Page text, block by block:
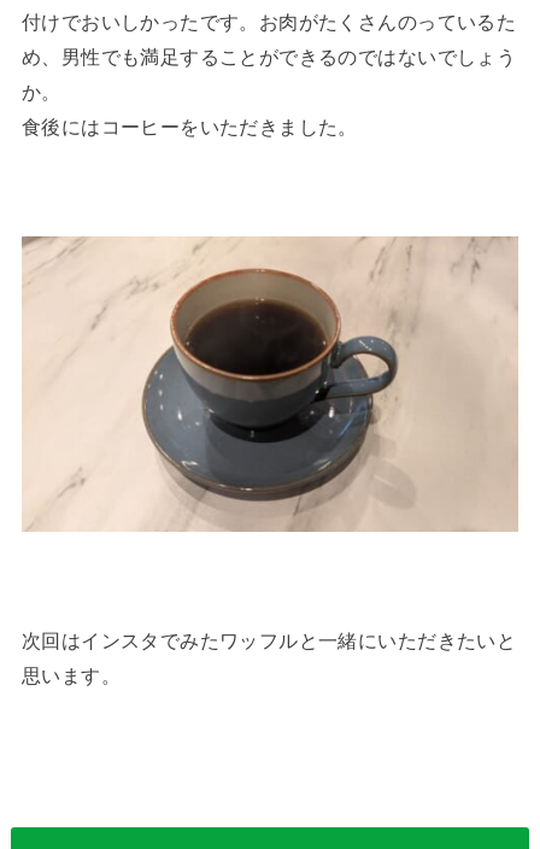
付けでおいしかったです。お肉がたくさんのっているた
め、男性でも満足することができるのではないでしょう
か。
食後にはコーヒーをいただきました。
次回はインスタでみたワッフルと一緒にいただきたいと
思います。